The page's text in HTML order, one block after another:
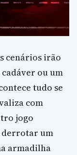
cenários irão
ou um
tudo se
com
jogo
derrotar um
armadilha